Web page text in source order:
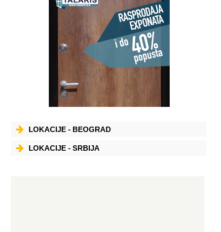
LOKACIJE - BEOGRAD
LOKACIJE - SRBIJA